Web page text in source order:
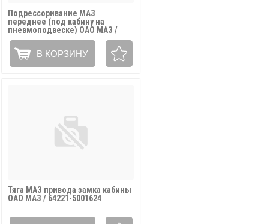
Подрессоривание МАЗ
переднее (под кабину на
пневмоподвеске) ОАО МАЗ /
6430-5001702
В КОРЗИНУ
Тяга МАЗ привода замка кабины
ОАО МАЗ / 64221-5001624